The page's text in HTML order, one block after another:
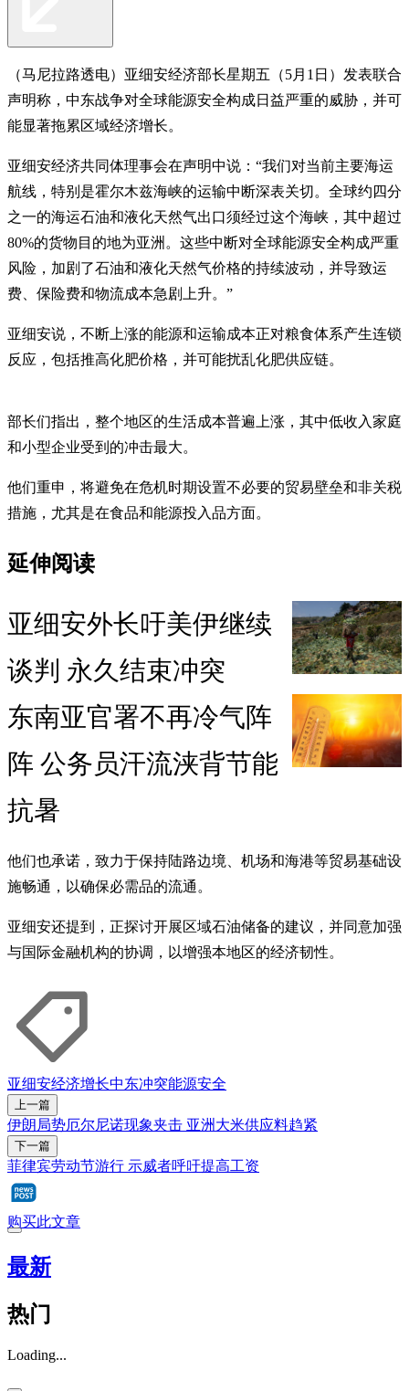
（马尼拉路透电）亚细安经济部长星期五（5月1日）发表联合
声明称，中东战争对全球能源安全构成日益严重的威胁，并可
能显著拖累区域经济增长。
亚细安经济共同体理事会在声明中说：“我们对当前主要海运
航线，特别是霍尔木兹海峡的运输中断深表关切。全球约四分
之一的海运石油和液化天然气出口须经过这个海峡，其中超过
80%的货物目的地为亚洲。这些中断对全球能源安全构成严重
风险，加剧了石油和液化天然气价格的持续波动，并导致运
费、保险费和物流成本急剧上升。”
亚细安说，不断上涨的能源和运输成本正对粮食体系产生连锁
反应，包括推高化肥价格，并可能扰乱化肥供应链。
部长们指出，整个地区的生活成本普遍上涨，其中低收入家庭
和小型企业受到的冲击最大。
他们重申，将避免在危机时期设置不必要的贸易壁垒和非关税
措施，尤其是在食品和能源投入品方面。
延伸阅读
亚细安外长吁美伊继续
谈判 永久结束冲突
东南亚官署不再冷气阵
阵 公务员汗流浃背节能
抗暑
他们也承诺，致力于保持陆路边境、机场和海港等贸易基础设
施畅通，以确保必需品的流通。
亚细安还提到，正探讨开展区域石油储备的建议，并同意加强
与国际金融机构的协调，以增强本地区的经济韧性。
亚细安经济增长中东冲突能源安全
上一篇
伊朗局势厄尔尼诺现象夹击 亚洲大米供应料趋紧
下一篇
菲律宾劳动节游行 示威者呼吁提高工资
购买此文章
最新
热门
Loading...